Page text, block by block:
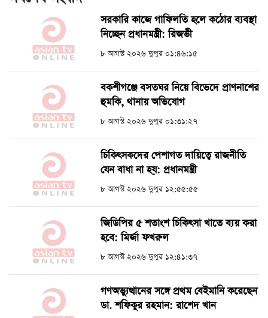
সরকারি কাজে গাফিলতি হলে কঠোর ব্যবস্থা
নিচ্ছেন প্রধানমন্ত্রী: রিজভী
৮ আগস্ট ২০২৬ দুপুর ০১:৪৬:১৫
বকশীগঞ্জে বসতঘর নিয়ে বিভেদে প্রাণনাশের
হুমকি, থানায় অভিযোগ
৮ আগস্ট ২০২৬ দুপুর ০১:৩১:২৭
চিকিৎসকদের পেশাগত দায়িত্বে রাজনীতি
যেন বাধা না হয়: প্রধানমন্ত্রী
৮ আগস্ট ২০২৬ দুপুর ১২:৫৫:৫৫
জিডিপির ৫ শতাংশ চিকিৎসা খাতে ব্যয় করা
হবে: মির্জা ফখরুল
৮ আগস্ট ২০২৬ দুপুর ১২:৪১:৩৭
গণঅভ্যুত্থানের সঙ্গে প্রথম বেইমানি করেছেন
ডা. শফিকুর রহমান: রাশেদ খান